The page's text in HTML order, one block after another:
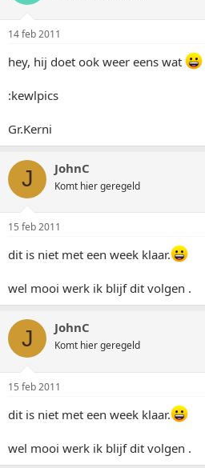
14 feb 2011
hey, hij doet ook weer eens wat
:kewlpics
Gr.Kerni
J JohnC
Komt hier geregeld
15 feb 2011
dit is niet met een week klaar.
wel mooi werk ik blijf dit volgen .
J JohnC
Komt hier geregeld
15 feb 2011
dit is niet met een week klaar.
wel mooi werk ik blijf dit volgen .